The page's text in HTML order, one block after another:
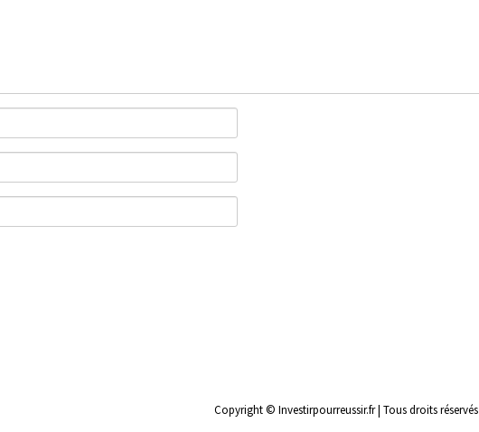
Copyright © Investirpourreussir.fr | Tous droits réservés